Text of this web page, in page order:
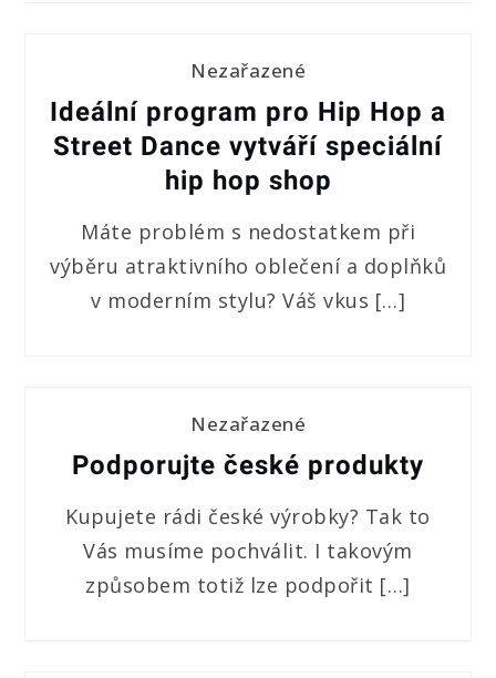
Nezařazené
Ideální program pro Hip Hop a
Street Dance vytváří speciální
hip hop shop
Máte problém s nedostatkem při
výběru atraktivního oblečení a doplňků
v moderním stylu? Váš vkus […]
Nezařazené
Podporujte české produkty
Kupujete rádi české výrobky? Tak to
Vás musíme pochválit. I takovým
způsobem totiž lze podpořit […]